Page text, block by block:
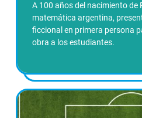
A 100 años del nacimiento de
matemática argentina,
ficcional en primera persona
obra a los estudiantes.